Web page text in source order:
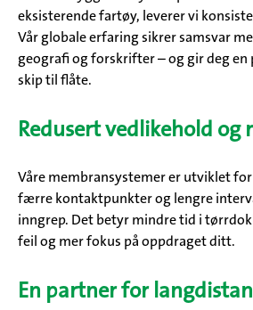
eksisterende fartøy, leverer vi
Vår globale erfaring sikrer samsvar
geografi og forskrifter – og gir deg
skip til flåte.
Redusert vedlikehold og
Våre membransystemer er utviklet
færre kontaktpunkter og lengre
inngrep. Det betyr mindre tid i
feil og mer fokus på oppdraget ditt.
En partner for